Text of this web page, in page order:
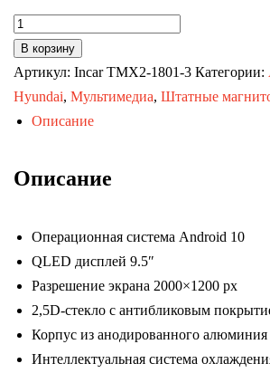
Количество
товара
Автомагнитола
KIA
Rio
17
TMX2-
1801-
3)
Android
10/2000*1200,
BT,
В корзину
Артикул: Incar TMX2-1801-3 Категории:
Hyundai, Мультимедиа, Штатные
Описание
Описание
Операционная система Android 10
QLED дисплей 9.5″
Разрешение экрана 2000×1200 px
2,5D-стекло с антибликовым
Корпус из анодированного алюминия
Интеллектуальная система